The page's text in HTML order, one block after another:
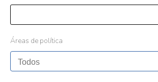
Áreas de política